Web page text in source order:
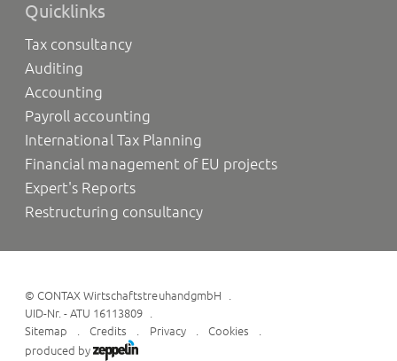
Quicklinks
Tax consultancy
Auditing
Accounting
Payroll accounting
International Tax Planning
Financial management of EU projects
Expert's Reports
Restructuring consultancy
©CONTAX WirtschaftstreuhandgmbH
UID-Nr. - ATU 16113809
Sitemap
Credits Privacy
Cookies
produced by